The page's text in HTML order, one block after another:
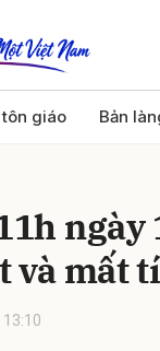
giáo Bản
ngày
và mất
Gửi bình